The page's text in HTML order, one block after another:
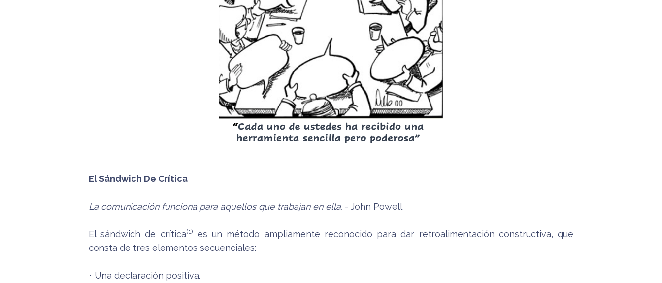
El Sándwich De Crítica
La comunicación funciona para aquellos que trabajan en ella. - John Powell
El sándwich de crítica(1)
es un método ampliamente reconocido para dar retroalimentación constructiva, que
consta de tres elementos secuenciales:
• Una declaración positiva.